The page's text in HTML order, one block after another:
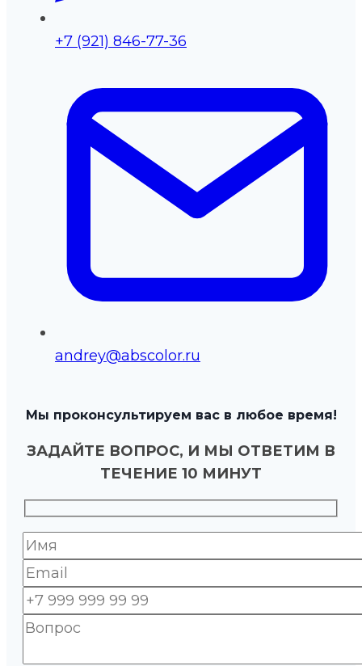
+7 (921) 846-77-36
andrey@abscolor.ru
Мы проконсультируем вас в любое время!
ЗАДАЙТЕ ВОПРОС, И МЫ ОТВЕТИМ В
ТЕЧЕНИЕ 10 МИНУТ